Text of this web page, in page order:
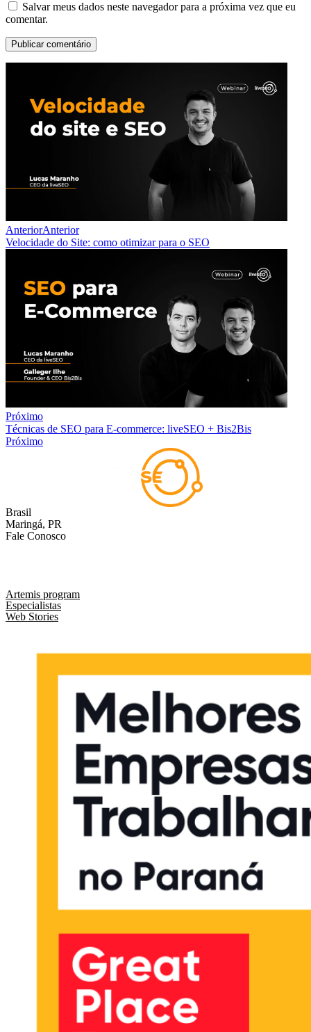
Salvar meus dados neste navegador para a próxima vez que eu
comentar.
AnteriorAnterior
Velocidade do Site: como otimizar para o SEO
Próximo
Técnicas de SEO para E-commerce: liveSEO + Bis2Bis
Próximo
Brasil
Maringá, PR
Fale Conosco
Artemis program
Especialistas
Web Stories